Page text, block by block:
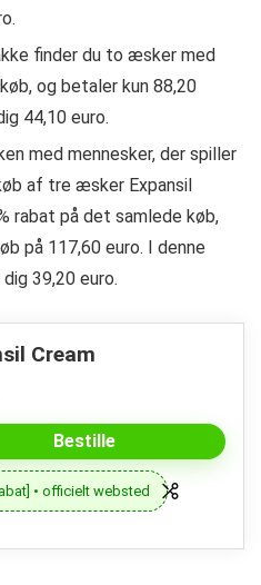
finder du to æsker med
og betaler kun 88,20
44,10 euro.
med mennesker, der spiller
af tre æsker Expansil
rabat på det samlede køb,
på 117,60 euro. I denne
39,20 euro.
Cream
Bestille
• officielt websted